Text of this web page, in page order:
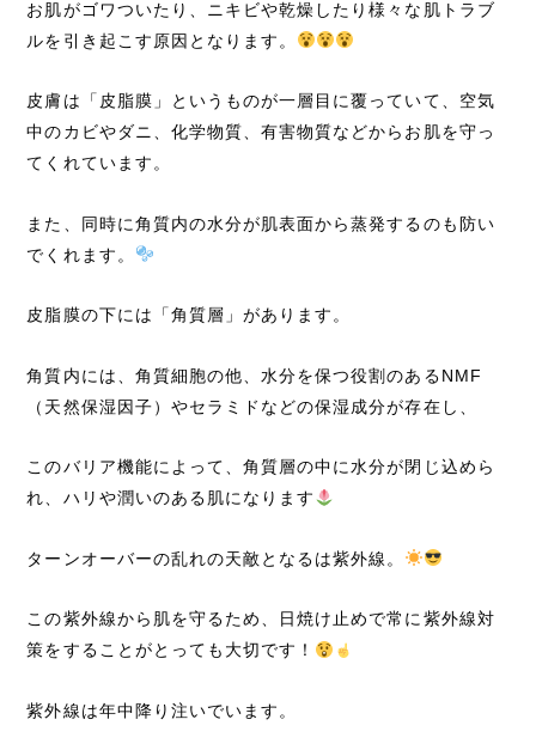
お肌がゴワついたり、ニキビや乾燥したり様々な肌トラブ
ルを引き起こす原因となります。
皮膚は「皮脂膜」というものが一層目に覆っていて、空気
中のカビやダニ、化学物質、有害物質などからお肌を守っ
てくれています。
また、同時に角質内の水分が肌表面から蒸発するのも防い
でくれます。
皮脂膜の下には「角質層」があります。
角質内には、角質細胞の他、水分を保つ役割のあるNMF
（天然保湿因子）やセラミドなどの保湿成分が存在し、
このバリア機能によって、角質層の中に水分が閉じ込めら
れ、ハリや潤いのある肌になります
ターンオーバーの乱れの天敵となるは紫外線。
この紫外線から肌を守るため、日焼け止めで常に紫外線対
策をすることがとっても大切です！
紫外線は年中降り注いでいます。